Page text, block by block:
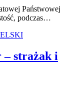
Państwowej
podczas…
– strażak i